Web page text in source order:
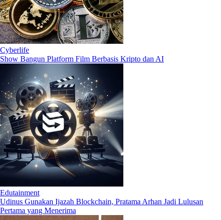
Cyberlife
Show Bangun Platform Film Berbasis Kripto dan AI
Edutainment
Udinus Gunakan Ijazah Blockchain, Pratama Arhan Jadi Lulusan
Pertama yang Menerima